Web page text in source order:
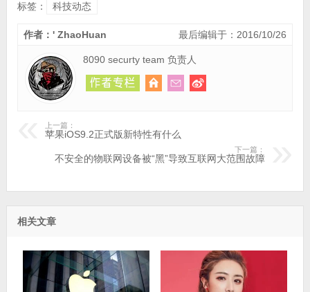
标签： 科技动态
最后编辑于：2016/10/26
作者：' ZhaoHuan
8090 securty team 负责人
上一篇：
苹果iOS9.2正式版新特性有什么
下一篇：
不安全的物联网设备被“黑”导致互联网大范围故障
相关文章